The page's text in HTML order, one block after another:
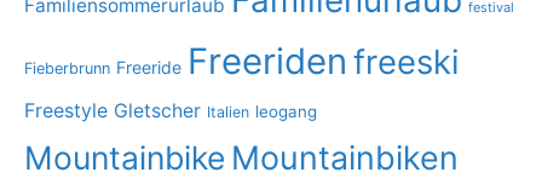
Familiensommerurlaub festival
Fieberbrunn Freeride Freeriden freeski
Freestyle Gletscher Italien leogang
Mountainbike Mountainbiken